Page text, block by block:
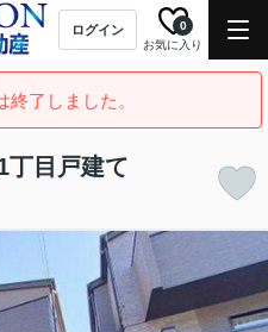
ログイン
お気に入り
0
終了しました。
丁目戸建て